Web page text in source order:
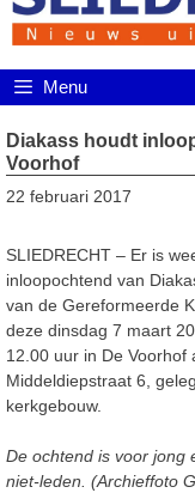
Menu
Diakass houdt
Voorhof
22 februari 2017
SLIEDRECHT – Er is
inloopochtend van
van de Gereformeerde
deze dinsdag 7 maart
12.00 uur in De Voorhof
Middeldiepstraat 6,
kerkgebouw.
De ochtend is voor jong
niet-leden. (Archieffoto